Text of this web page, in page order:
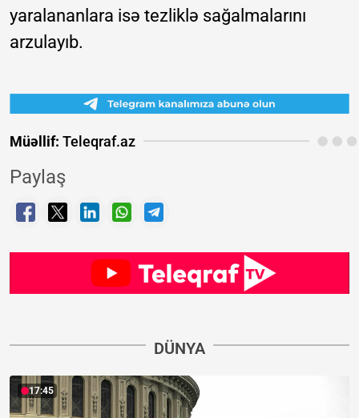
yaralananlara isə tezliklə sağalmalarını
arzulayıb.
Müəllif: Teleqraf.az
Paylaş
DÜNYA
17:45